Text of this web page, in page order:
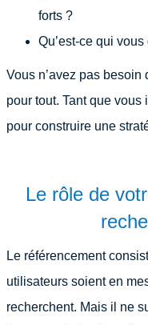
forts ?
Qu’est-ce qui
Vous n’avez pas besoin
pour tout. Tant que
pour construire une
Le rôle de
Le référencement
utilisateurs soient en
recherchent. Mais il ne